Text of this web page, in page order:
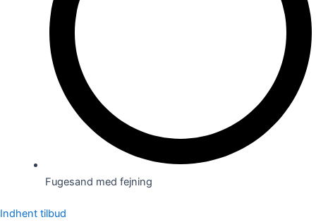
Fugesand med fejning
Indhent tilbud